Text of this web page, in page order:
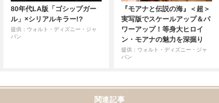
80年代LA版「ゴシップガー
ル」×シリアルキラー!?
提供：ウォルト・ディズニー・ジャ
パン
『モアナと伝説の海』＜超＞
実写版でスケールアップ＆パ
ワーアップ！等身大ヒロイ
ン・モアナの魅力を深掘り
提供：ウォルト・ディズニー・ジャ
パン
関連記事